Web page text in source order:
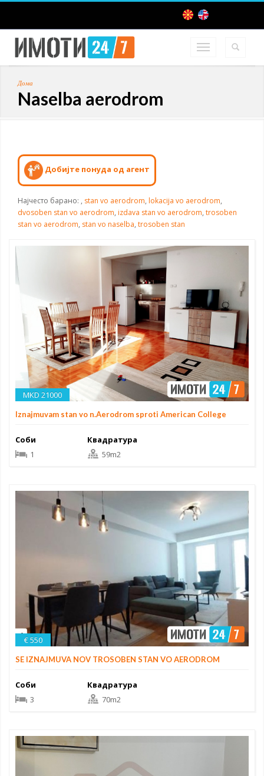
Дома
Naselba aerodrom
Добијте понуда од агент
Најчесто барано: , stan vo aerodrom, lokacija vo aerodrom,
dvosoben stan vo aerodrom, izdava stan vo aerodrom, trosoben
stan vo aerodrom, stan vo naselba, trosoben stan
MKD 21000
Iznajmuvam stan vo n.Aerodrom sproti American College
Соби
1
Квадратура
59m2
€ 550
SE IZNAJMUVA NOV TROSOBEN STAN VO AERODROM
Соби
3
Квадратура
70m2